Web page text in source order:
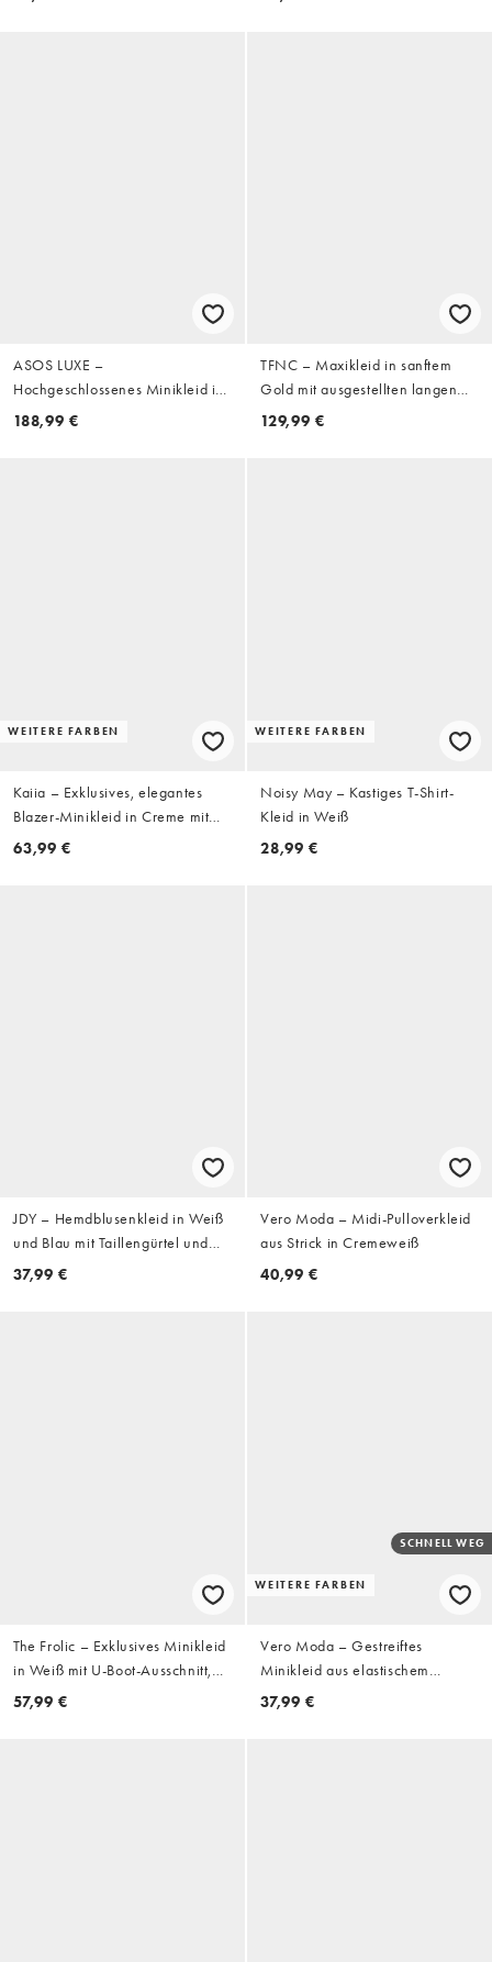
ASOS LUXE –
Hochgeschlossenes Minikleid in
Elfenbein mit Perlenverzierung
188,99 €
TFNC – Maxikleid in sanftem
Gold mit ausgestellten langen
Ärmeln
129,99 €
WEITERE FARBEN
Kaiia – Exklusives, elegantes
Blazer-Minikleid in Creme mit
eckigem Ausschnitt und
63,99 €
WEITERE FARBEN
Noisy May – Kastiges T-Shirt-
Kleid in Weiß
28,99 €
JDY – Hemdblusenkleid in Weiß
und Blau mit Taillengürtel und
Nadelstreifen
37,99 €
Vero Moda – Midi-Pulloverkleid
aus Strick in Cremeweiß
40,99 €
The Frolic – Exklusives Minikleid
in Weiß mit U-Boot-Ausschnitt,
Rückenausschnitt und
57,99 €
WEITERE FARBEN
SCHNELL WEG
Vero Moda – Gestreiftes
Minikleid aus elastischem
Häkelstrick in Schwarz und
37,99 €